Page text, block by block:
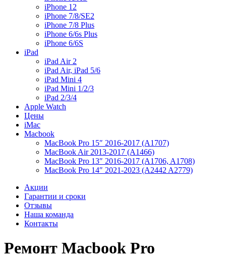
iPhone 12
iPhone 7/8/SE2
iPhone 7/8 Plus
iPhone 6/6s Plus
iPhone 6/6S
iPad
iPad Air 2
iPad Air, iPad 5/6
iPad Mini 4
iPad Mini 1/2/3
iPad 2/3/4
Apple Watch
Цены
iMac
Macbook
MacBook Pro 15″ 2016-2017 (A1707)
MacBook Air 2013-2017 (A1466)
MacBook Pro 13″ 2016-2017 (A1706, A1708)
MacBook Pro 14″ 2021-2023 (A2442 A2779)
Акции
Гарантии и сроки
Отзывы
Наша команда
Контакты
Ремонт Macbook Pro